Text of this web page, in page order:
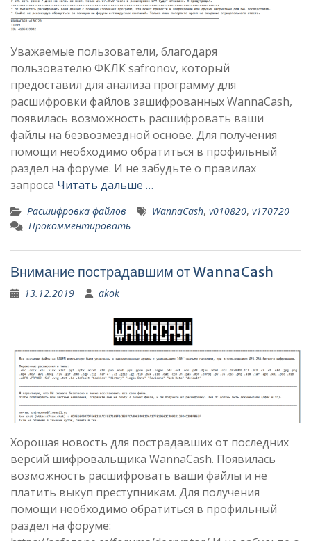
Уважаемые пользователи, благодаря
пользователю ФКЛК safronov, который
предоставил для анализа программу для
расшифровки файлов зашифрованных WannaCash,
появилась возможность расшифровать ваши
файлы на безвозмездной основе. Для получения
помощи необходимо обратиться в профильный
раздел на форуме. И не забудьте о правилах
запроса Читать дальше …
Расшифровка файлов WannaCash, v010820, v170720
Прокомментировать
Внимание пострадавшим от WannaCash
13.12.2019 akok
Хорошая новость для пострадавших от последних
версий шифровальщика WannaCash. Появилась
возможность расшифровать ваши файлы и не
платить выкуп преступникам. Для получения
помощи необходимо обратиться в профильный
раздел на форуме: